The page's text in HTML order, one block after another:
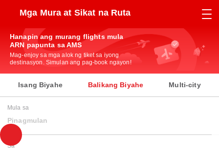
Mga Mura at Sikat na Ruta
Hanapin ang murang flights mula
ARN papunta sa AMS
Mag-enjoy sa mga alok ng tiket sa iyong
destinasyon. Simulan ang pag-book ngayon!
Isang Biyahe Balikang Biyahe Multi-city
Mula sa
Pinagmulan
Sa